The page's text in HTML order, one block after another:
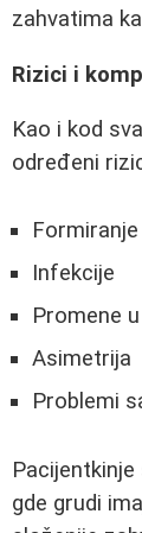
zahvatima
Rizici i
Kao i kod
određeni
Infekcije
Promene
Asimetrija
Problemi
gde grudi